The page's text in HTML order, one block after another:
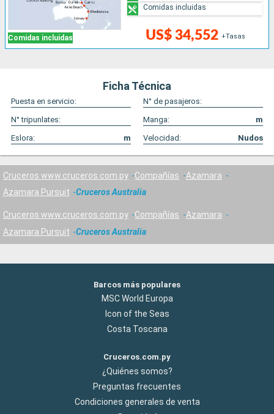
Comidas incluidas US$ 34,552 +Tasas
Comidas incluidas
Ficha Técnica
Puesta en servicio:
N° de pasajeros:
N° tripunlates:
Manga:
m
Eslora:
m Velocidad: Nudos
Cruceros www.cruceros.com.py Compañías
Azamara
Azamara Pursuit
Cruceros Australia
Cruceros www.cruceros.com.py Compañías
Azamara
Azamara Pursuit
Cruceros Australia
Barcos más populares
MSC World Europa
Icon of the Seas
Costa Toscana
Cruceros.com.py
¿Quiénes somos?
Preguntas frecuentes
Condiciones generales de venta